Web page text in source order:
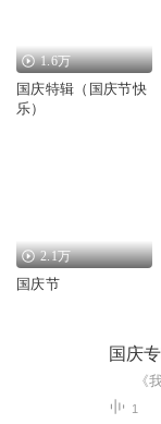
1.6万
国庆特辑（国庆节快
乐）
2.1万
国庆节
国庆
1